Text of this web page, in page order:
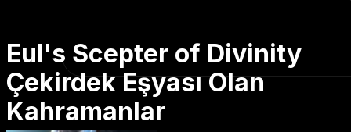
Eul's Scepter of Divinity
Çekirdek Eşyası Olan
Kahramanlar